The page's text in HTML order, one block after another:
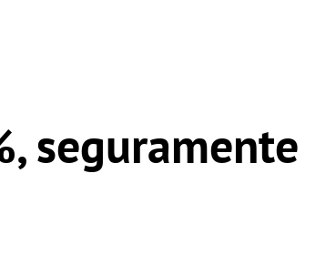
seguramente